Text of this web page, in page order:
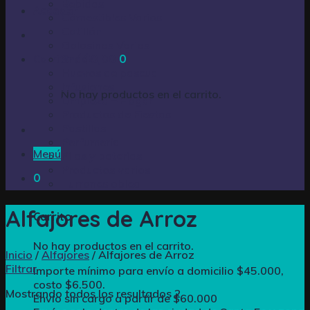
Acceder
Carrito / 0
No hay productos en el carrito.
Menú
0
Carrito
No hay productos en el carrito.
Importe mínimo para envío a domicilio $45.000,
costo $6.500.
Envío sin cargo a partir de $60.000
Limpieza – Hogar
Alfajores de Arroz
Inicio / Alfajores /Alfajores de Arroz
Filtrar
Mostrando todos los resultados 2